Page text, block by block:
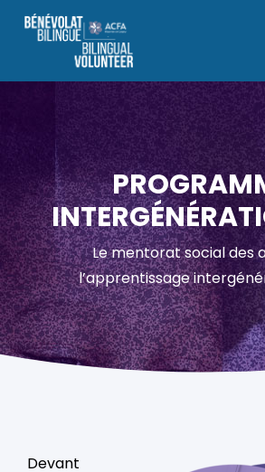
Le mentorat social des
l’apprentissage
Devant